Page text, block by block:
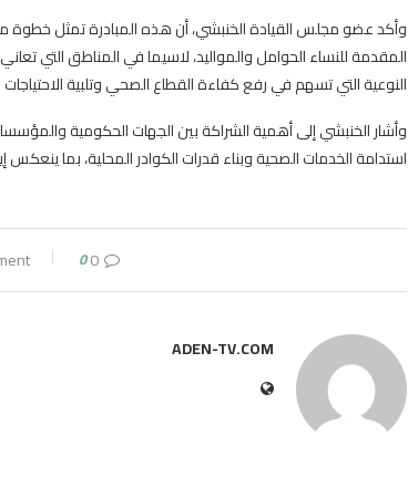
وأكد عضو مجلس القيادة الخنبشي، أن هذه المبادرة تمثل
المقدمة للنساء الحوامل والمواليد، لاسيما في المناطق التي
النوعية التي تسهم في رفع كفاءة القطاع الصحي وتلبية الاحتياجات
وأشار الخنبشي إلى أهمية الشراكة بين الجهات الحكومية
استدامة الخدمات الصحية وبناء قدرات الكوادر المحلية، بما
0 comment
0
ADEN-TV.COM